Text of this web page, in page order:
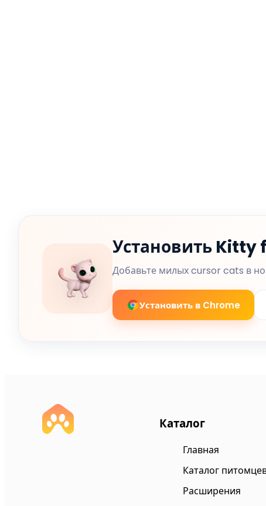
Установить Kitty
Добавьте милых cursor cats в
Установить в Chrome
Каталог
Главная
Каталог
Расширения